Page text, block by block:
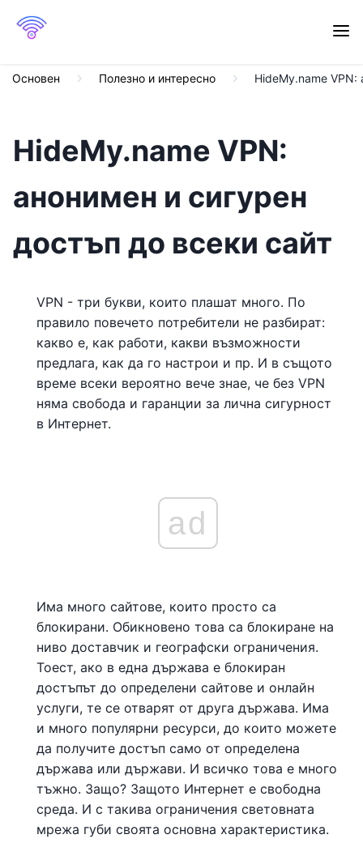
Основен Полезно и интересно HideMy.name VPN:
HideMy.name VPN:
анонимен и сигурен
достъп до всеки сайт
VPN - три букви, които плашат много. По
правило повечето потребители не разбират:
какво е, как работи, какви възможности
предлага, как да го настрои и пр. И в същото
време всеки вероятно вече знае, че без VPN
няма свобода и гаранции за лична сигурност
в Интернет.
ad
Има много сайтове, които просто са
блокирани. Обикновено това са блокиране на
ниво доставчик и географски ограничения.
Тоест, ако в една държава е блокиран
достъпът до определени сайтове и онлайн
услуги, те се отварят от друга държава. Има
и много популярни ресурси, до които можете
да получите достъп само от определена
държава или държави. И всичко това е много
тъжно. Защо? Защото Интернет е свободна
среда. И с такива ограничения световната
мрежа губи своята основна характеристика.